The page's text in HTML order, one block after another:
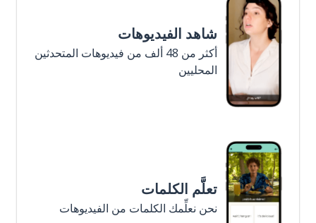
شاهد الفيديوهات
أكثر من 48 ألف من فيديوهات المتحدثين
المحليين
تعلَّم الكلمات
نحن نعلِّمك الكلمات من الفيديوهات